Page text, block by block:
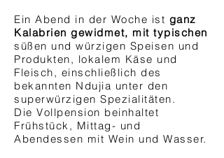
Ein Abend in der Woche ist ganz
Kalabrien gewidmet, mit typischen
süßen und würzigen Speisen und
Produkten, lokalem Käse und
Fleisch, einschließlich des
bekannten Ndujia unter den
superwürzigen Spezialitäten.
Die Vollpension beinhaltet
Frühstück, Mittag- und
Abendessen mit Wein und Wasser.